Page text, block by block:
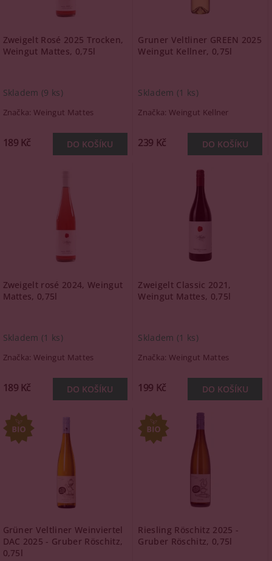
Zweigelt Rosé 2025 Trocken,
Weingut Mattes, 0,75l
Skladem (9 ks)
Značka:Weingut Mattes
189 Kč
Gruner Veltliner GREEN 2025
Weingut Kellner, 0,75l
Skladem (1 ks)
Značka: Weingut Kellner
239 Kč
Zweigelt rosé 2024, Weingut
Mattes, 0,75l
Skladem (1 ks)
Značka:Weingut Mattes
189 Kč
Zweigelt Classic 2021,
Weingut Mattes, 0,75l
Skladem (1 ks)
Značka: Weingut Mattes
199 Kč
Grüner Veltliner Weinviertel
DAC 2025 - Gruber Röschitz,
0,75l
Riesling Röschitz 2025 -
Gruber Röschitz, 0,75l